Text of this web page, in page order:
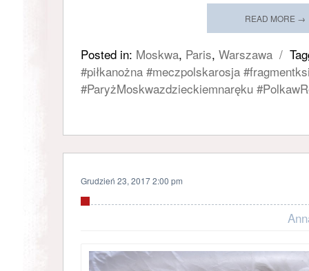
READ MORE →
Posted in: Moskwa, Paris, Warszawa /
#piłkanożna #meczpolskarosja
#ParyżMoskwazdzieckiemnaręku
Grudzień 23, 2017 2:00 pm